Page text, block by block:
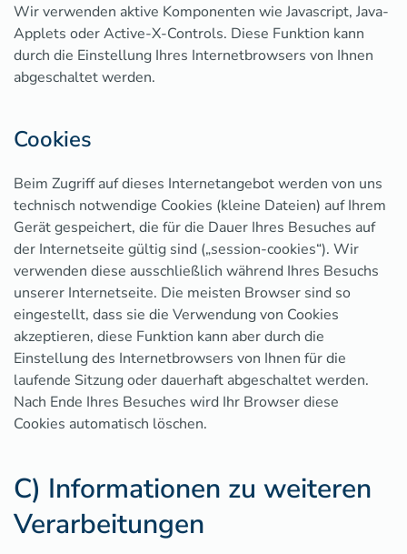
Wir verwenden aktive Komponenten wie Javascript, Java-
Applets oder Active-X-Controls. Diese Funktion kann
durch die Einstellung Ihres Internetbrowsers von Ihnen
abgeschaltet werden.
Cookies
Beim Zugriff auf dieses Internetangebot werden von uns
technisch notwendige Cookies (kleine Dateien) auf Ihrem
Gerät gespeichert, die für die Dauer Ihres Besuches auf
der Internetseite gültig sind („session-cookies“). Wir
verwenden diese ausschließlich während Ihres Besuchs
unserer Internetseite. Die meisten Browser sind so
eingestellt, dass sie die Verwendung von Cookies
akzeptieren, diese Funktion kann aber durch die
Einstellung des Internetbrowsers von Ihnen für die
laufende Sitzung oder dauerhaft abgeschaltet werden.
Nach Ende Ihres Besuches wird Ihr Browser diese
Cookies automatisch löschen.
C) Informationen zu weiteren
Verarbeitungen